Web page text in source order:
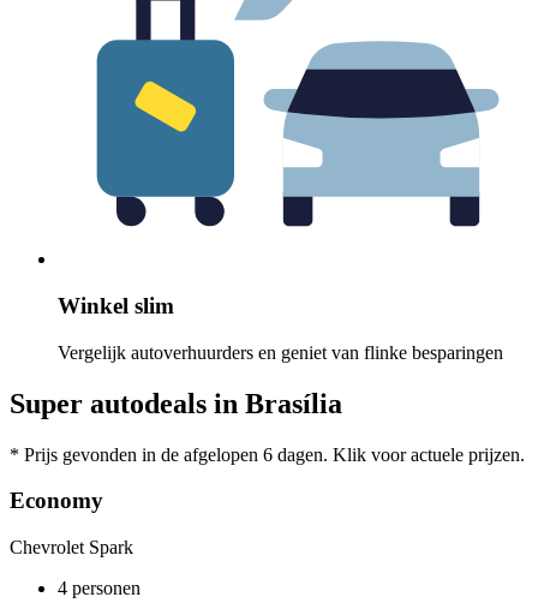
Winkel slim
Vergelijk autoverhuurders en geniet van flinke besparingen
Super autodeals in Brasília
* Prijs gevonden in de afgelopen 6 dagen. Klik voor actuele prijzen.
Economy
Chevrolet Spark
4 personen